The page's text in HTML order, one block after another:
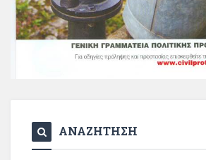
ΑΝΑΖΗΤΗΣΗ